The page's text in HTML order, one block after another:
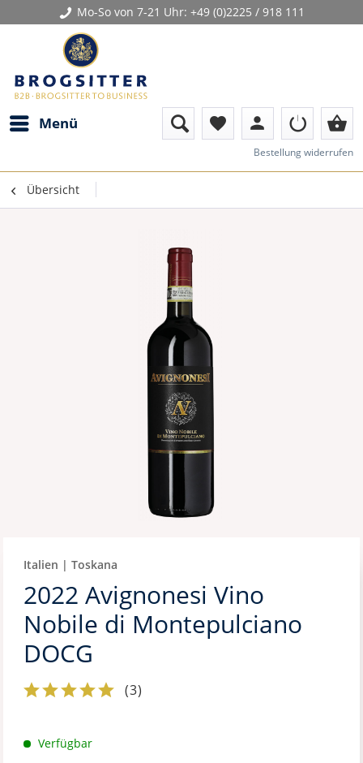
Mo-So von 7-21 Uhr: +49 (0)2225 / 918 111
Menü favorite person shopping_basket
Bestellung widerrufen
Übersicht
Italien | Toskana
2022 Avignonesi Vino
Nobile di Montepulciano
DOCG
(3)
Verfügbar